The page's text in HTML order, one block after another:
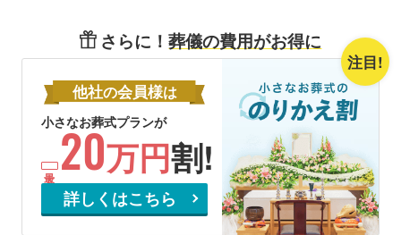
さらに！葬儀の費用がお得に
注目!
他社の会員様は
小さなお葬式プランが
20万円割!
詳しくはこちら